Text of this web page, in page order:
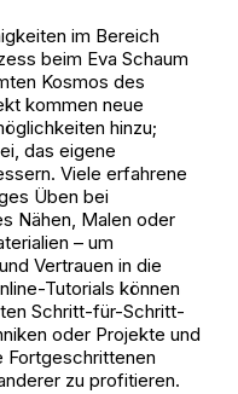
im Bereich
beim Eva Schaum
Kosmos des
kommen neue
hinzu;
das eigene
Viele erfahrene
Üben bei
Nähen, Malen oder
– um
Vertrauen in die
Tutorials können
Schritt-für-Schritt-
oder Projekte und
Fortgeschrittenen
zu profitieren.